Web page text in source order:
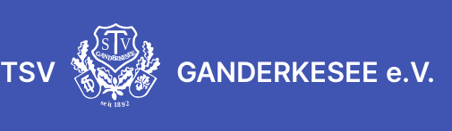
TSV
seit 1892
GANDERKESEE
S V
GANDERKESEE e.V.